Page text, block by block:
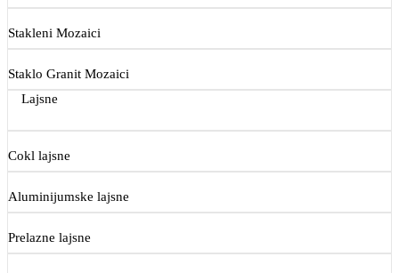
Stakleni Mozaici
Staklo Granit Mozaici
Lajsne
Cokl lajsne
Aluminijumske lajsne
Prelazne lajsne